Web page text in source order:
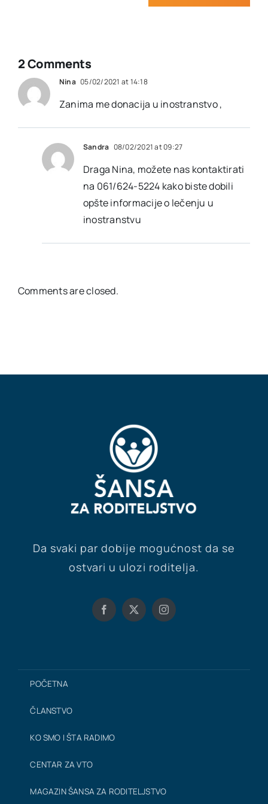
GODINA)
2 Comments
Nina 05/02/2021 at 14:18
Zanima me donacija u inostranstvo ,
Sandra 08/02/2021 at 09:27
Draga Nina, možete nas kontaktirati
na 061/624-5224 kako biste dobili
opšte informacije o lečenju u
inostranstvu
Comments are closed.
Da svaki par dobije mogućnost da se
ostvari u ulozi roditelja.
POČETNA
ČLANSTVO
KO SMO I ŠTA RADIMO
CENTAR ZA VTO
MAGAZIN ŠANSA ZA RODITELJSTVO